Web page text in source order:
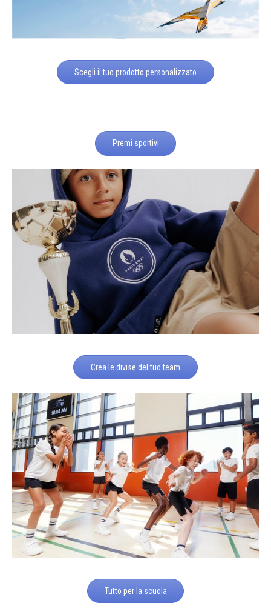
Scegli il tuo prodotto personalizzato
Premi sportivi
Crea le divise del tuo team
Tutto per la scuola